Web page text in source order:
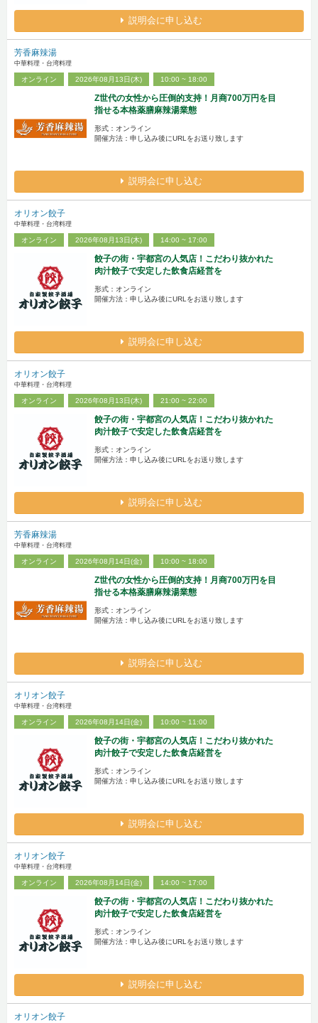
説明会に申し込む
芳香麻辣湯
中華料理・台湾料理
オンライン 2026年08月13日(木) 10:00 ~ 18:00
Z世代の女性から圧倒的支持！月商700万円を目
指せる本格薬膳麻辣湯業態
形式：オンライン
開催方法：申し込み後にURLをお送り致します
説明会に申し込む
オリオン餃子
中華料理・台湾料理
オンライン 2026年08月13日(木) 14:00 ~ 17:00
餃子の街・宇都宮の人気店！こだわり抜かれた
肉汁餃子で安定した飲食店経営を
形式：オンライン
開催方法：申し込み後にURLをお送り致します
説明会に申し込む
オリオン餃子
中華料理・台湾料理
オンライン 2026年08月13日(木) 21:00 ~ 22:00
餃子の街・宇都宮の人気店！こだわり抜かれた
肉汁餃子で安定した飲食店経営を
形式：オンライン
開催方法：申し込み後にURLをお送り致します
説明会に申し込む
芳香麻辣湯
中華料理・台湾料理
オンライン 2026年08月14日(金) 10:00 ~ 18:00
Z世代の女性から圧倒的支持！月商700万円を目
指せる本格薬膳麻辣湯業態
形式：オンライン
開催方法：申し込み後にURLをお送り致します
説明会に申し込む
オリオン餃子
中華料理・台湾料理
オンライン 2026年08月14日(金) 10:00 ~ 11:00
餃子の街・宇都宮の人気店！こだわり抜かれた
肉汁餃子で安定した飲食店経営を
形式：オンライン
開催方法：申し込み後にURLをお送り致します
説明会に申し込む
オリオン餃子
中華料理・台湾料理
オンライン 2026年08月14日(金) 14:00 ~ 17:00
餃子の街・宇都宮の人気店！こだわり抜かれた
肉汁餃子で安定した飲食店経営を
形式：オンライン
開催方法：申し込み後にURLをお送り致します
説明会に申し込む
オリオン餃子